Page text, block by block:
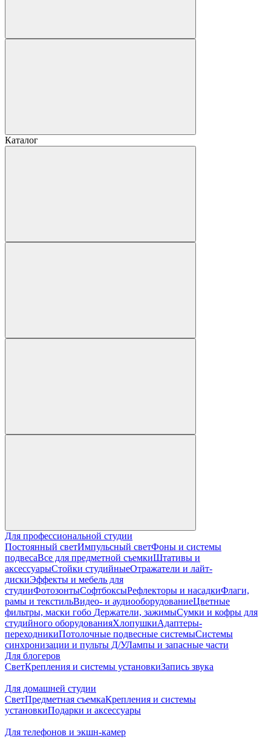
Каталог
Для профессиональной студии
Постоянный светИмпульсный светФоны и системы
подвесаВсе для предметной съемкиШтативы и
аксессуарыСтойки студийныеОтражатели и лайт-
дискиЭффекты и мебель для
студииФотозонтыСофтбоксыРефлекторы и насадкиФлаги,
рамы и текстильВидео- и аудиооборудованиеЦветные
фильтры, маски гобо Держатели, зажимыСумки и кофры для
студийного оборудованияХлопушкиАдаптеры-
переходникиПотолочные подвесные системыСистемы
синхронизации и пульты Д/УЛампы и запасные части
Для блогеров
СветКрепления и системы установкиЗапись звука
Для домашней студии
СветПредметная съемкаКрепления и системы
установкиПодарки и аксессуары
Для телефонов и экшн-камер